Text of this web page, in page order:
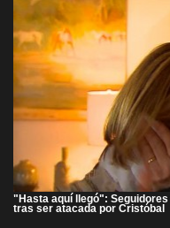
"Hasta aquí llegó":
tras ser atacada por Cristóbal